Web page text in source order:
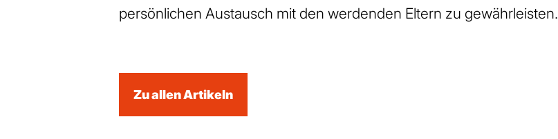
persönlichen Austausch mit den werdenden Eltern zu gewährleisten.
Zu allen Artikeln